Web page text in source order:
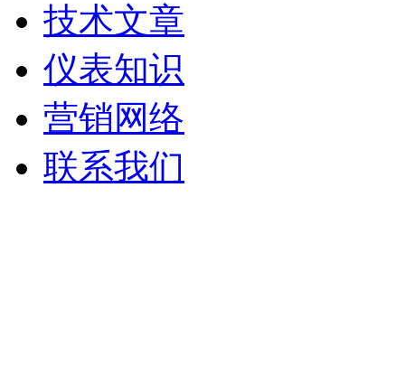
技术文章
仪表知识
营销网络
联系我们